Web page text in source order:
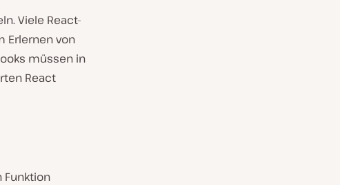
Viele React-
Erlernen von
müssen in
React
Funktion